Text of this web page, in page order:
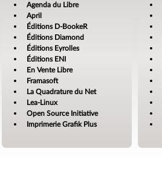
Agenda du Libre
April
Éditions D-BookeR
Éditions Diamond
Éditions Eyrolles
Éditions ENI
En Vente Libre
Framasoft
La Quadrature du Net
Lea-Linux
Open Source Initiative
Imprimerie Grafik Plus